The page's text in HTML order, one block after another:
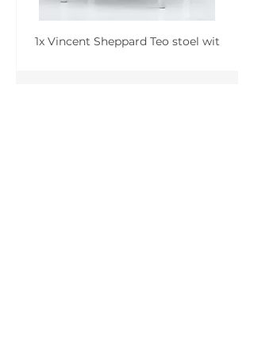
1x Vincent Sheppard Teo stoel wit